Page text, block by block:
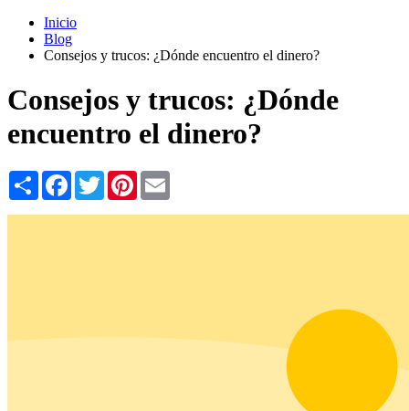
Inicio
Blog
Consejos y trucos: ¿Dónde encuentro el dinero?
Consejos y trucos: ¿Dónde
encuentro el dinero?
Share Facebook
TwitterPinterest